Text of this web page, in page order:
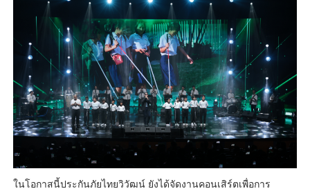
ในโอกาสนี้ประกันภัยไทยวิวัฒน์ ยังได้จัดงานคอนเสิร์ตเพื่อการ